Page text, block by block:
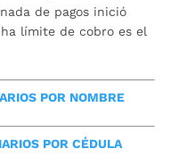
de pagos inició
límite de cobro es el
POR NOMBRE
POR CÉDULA